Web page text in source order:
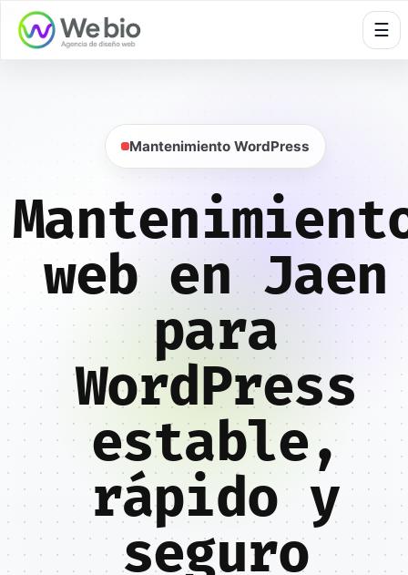
☰
Mantenimiento WordPress
web en Jaen
para
WordPress
estable,
rápido y
seguro